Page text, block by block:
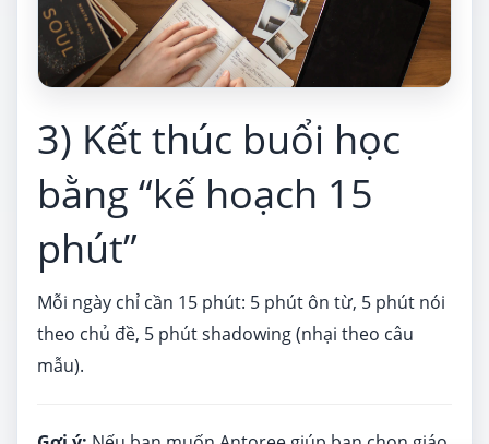
3) Kết thúc buổi học
bằng “kế hoạch 15
phút”
Mỗi ngày chỉ cần 15 phút: 5 phút ôn từ, 5 phút nói
theo chủ đề, 5 phút shadowing (nhại theo câu
mẫu).